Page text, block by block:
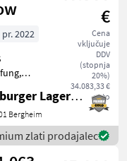
€
Cena
vključuje
DDV
(stopnja
20%)
34.083,33 €
neto
pr. 2022
bis
Salzburger Lagerhaus-Technik
Bergheim
zlati prodajalec